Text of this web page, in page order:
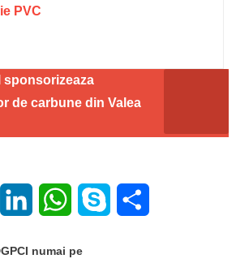
PVC
sponsorizeaza
de carbune din Valea
PinterestLinkedIn WhatsApp
Skype
numai pe